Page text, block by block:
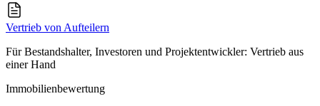
Vertrieb von Aufteilern
Für Bestandshalter, Investoren und Projektentwickler: Vertrieb aus
einer Hand
Immobilienbewertung